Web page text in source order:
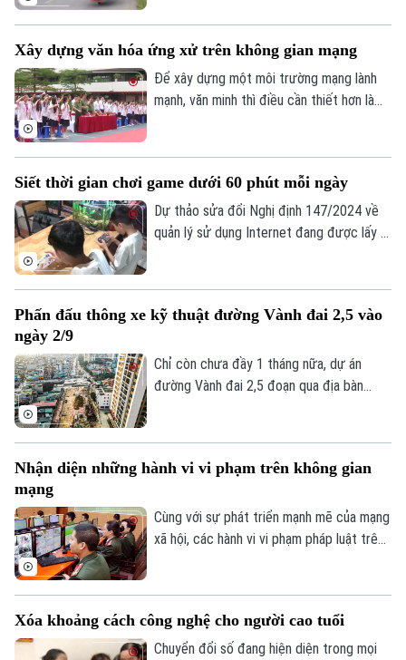
Chuyên mục
Thời sự
Hà Nội
Chính trị
Xã hội
Hà Nội
Người Hà Nội
Thế giới
nghệ, người giao hàng hay người bán hàng
online trên các sàn thương mại điện tử.
Xây dựng văn hóa ứng xử trên không gian mạng
Để xây dựng một môi trường mạng lành
mạnh, văn minh thì điều cần thiết hơn là
hợp pháp của người khác. Vậy làm thế nào
để những nguyên tắc ấy trở thành thói
quen trong đời sống số, đặc biệt đối với
Siết thời gian chơi game dưới 60 phút mỗi ngày
Dự thảo sửa đổi Nghị định 147/2024 về
quản lý sử dụng Internet đang được lấy ý
không phân biệt chơi một game hay nhiều
phút.
Phấn đấu thông xe kỹ thuật đường Vành đai 2,5 vào
ngày 2/9
Chỉ còn chưa đầy 1 tháng nữa, dự án
đường Vành đai 2,5 đoạn qua địa bàn
thi công đang diễn ra vô cùng khẩn
trình cũng như tiến độ thành phố đã đề
ra.
Nhận diện những hành vi vi phạm trên không gian
mạng
Cùng với sự phát triển mạnh mẽ của mạng
xã hội, các hành vi vi phạm pháp luật trên
diễn biến phức tạp. Vậy đâu là ranh giới
giữa quyền tự do ngôn luận và hành vi vi
Xóa khoảng cách công nghệ cho người cao tuổi
Chuyển đổi số đang hiện diện trong mọi